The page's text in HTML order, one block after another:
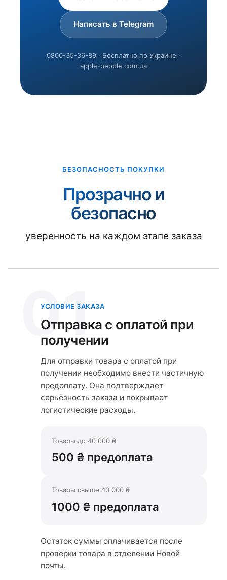
Написать в Telegram
0800-35-36-89 · Бесплатно по Украине ·
apple-people.com.ua
БЕЗОПАСНОСТЬ ПОКУПКИ
Прозрачно и
безопасно
уверенность на каждом этапе заказа
01
УСЛОВИЕ ЗАКАЗА
Отправка с оплатой при
получении
Для отправки товара с оплатой при
получении необходимо внести частичную
предоплату. Она подтверждает
серьёзность заказа и покрывает
логистические расходы.
Товары до 40 000 ₴
500 ₴ предоплата
Товары свыше 40 000 ₴
1000 ₴ предоплата
Остаток суммы оплачивается после
проверки товара в отделении Новой
почты.